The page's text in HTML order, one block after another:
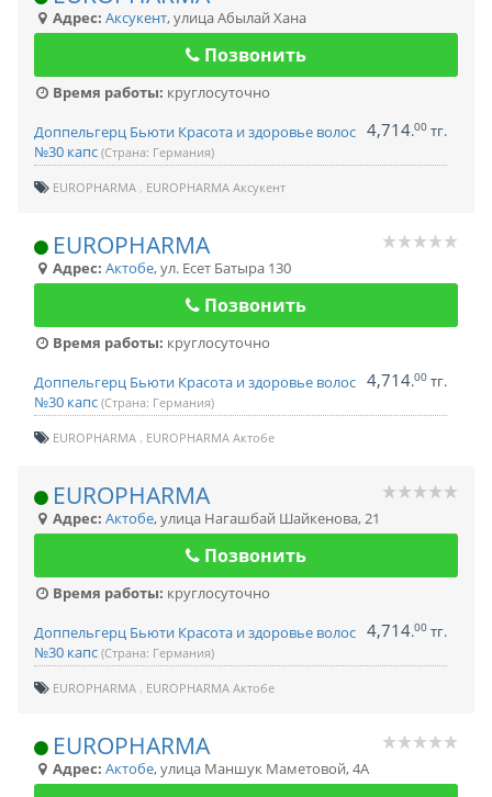
Адрес: Аксукент,улица Абылай Хана
Позвонить
Время работы: круглосуточно
Доппельгерц Бьюти Красота и здоровье волос
№30 капс (Страна: Германия)
4,714.00 тг.
EUROPHARMA EUROPHARMA Аксукент
EUROPHARMA
Адрес: Актобе,ул. Есет Батыра 130
Позвонить
Время работы: круглосуточно
Доппельгерц Бьюти Красота и здоровье волос
№30 капс (Страна: Германия)
4,714.00 тг.
EUROPHARMA EUROPHARMA Актобе
EUROPHARMA
Адрес: Актобе,улица Нагашбай Шайкенова, 21
Позвонить
Время работы: круглосуточно
Доппельгерц Бьюти Красота и здоровье волос
№30 капс (Страна: Германия)
4,714.00 тг.
EUROPHARMA EUROPHARMA Актобе
EUROPHARMA
Адрес: Актобе,улица Маншук Маметовой, 4А